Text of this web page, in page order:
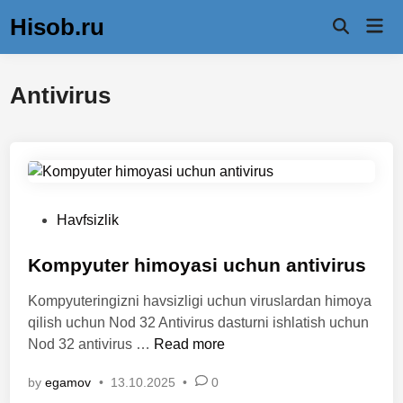
content
Hisob.ru
Open
Antivirus
s
e
d
i
Havfsizlik
Kompyuter himoyasi uchun antivirus
Kompyuteringizni havsizligi uchun viruslardan himoya
qilish uchun Nod 32 Antivirus dasturni ishlatish uchun
Nod 32 antivirus … K
m
Read more
byegamov • 13.10.2025 • 0